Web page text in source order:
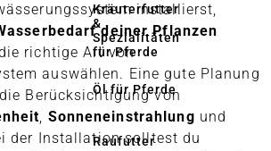
Kräuterfutter
&
Spezialitäten
für Pferde
Öl für Pferde
Raufutter
installierst,
deiner Pflanzen
richtige Art von
auswählen. Eine gute Planung
Berücksichtigung von
, Sonneneinstrahlung und
der Installation solltest du